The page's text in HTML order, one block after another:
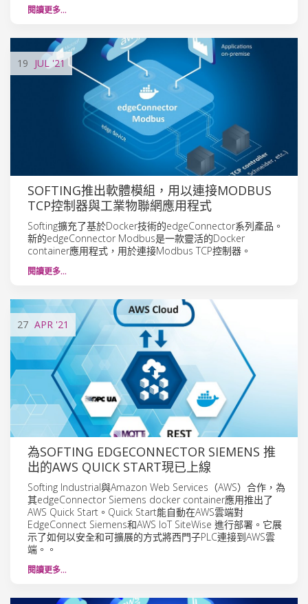
閱讀更多…
19 JUL '21
SOFTING推出軟體模組，用以連接MODBUS
TCP控制器與工業物聯網應用程式
Softing擴充了基於Docker技術的edgeConnector系列產品。
新的edgeConnector Modbus是一款靈活的Docker
container應用程式，用於連接Modbus TCP控制器。
閱讀更多…
27 APR '21
為SOFTING EDGECONNECTOR SIEMENS 推
出的AWS QUICK START現已上線
Softing Industrial與Amazon Web Services（AWS）合作，為
其edgeConnector Siemens docker container應用推出了
AWS Quick Start。Quick Start能自動在AWS雲端對
EdgeConnect Siemens和AWS IoT SiteWise 進行部署。它展
示了如何以安全和可擴展的方式將西門子PLC連接到AWS雲
端。。
閱讀更多…